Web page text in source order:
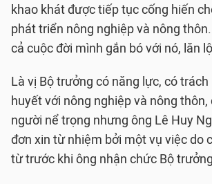
khao khát được tiếp tục cống hiến
phát triển nông nghiệp và nông
cả cuộc đời mình gắn bó với nó, lăn
Là vị Bộ trưởng có năng lực, có
huyết với nông nghiệp và nông thôn,
người nể trọng nhưng ông Lê Huy
đơn xin từ nhiệm bởi một vụ việc do
từ trước khi ông nhận chức Bộ